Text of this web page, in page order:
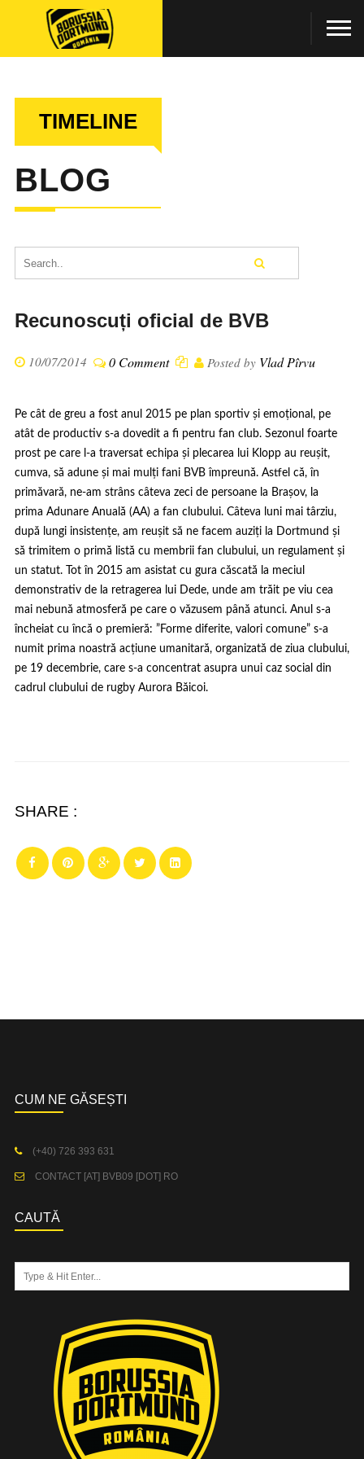
TIMELINE
BLOG
Recunoscuți oficial de BVB
10/07/2014 0 Comment Posted by Vlad Pîrvu
Pe cât de greu a fost anul 2015 pe plan sportiv și emoțional, pe
atât de productiv s-a dovedit a fi pentru fan club. Sezonul foarte
prost pe care l-a traversat echipa și plecarea lui Klopp au reușit,
cumva, să adune și mai mulți fani BVB împreună. Astfel că, în
primăvară, ne-am strâns câteva zeci de persoane la Brașov, la
prima Adunare Anuală (AA) a fan clubului. Câteva luni mai târziu,
după lungi insistențe, am reușit să ne facem auziți la Dortmund și
să trimitem o primă listă cu membrii fan clubului, un regulament și
un statut. Tot în 2015 am asistat cu gura căscată la meciul
demonstrativ de la retragerea lui Dede, unde am trăit pe viu cea
mai nebună atmosferă pe care o văzusem până atunci. Anul s-a
încheiat cu încă o premieră: ”Forme diferite, valori comune” s-a
numit prima noastră acțiune umanitară, organizată de ziua clubului,
pe 19 decembrie, care s-a concentrat asupra unui caz social din
cadrul clubului de rugby Aurora Băicoi.
SHARE :
CUM NE GĂSEȘTI
(+40) 726 393 631
CONTACT [AT] BVB09 [DOT] RO
CAUTĂ